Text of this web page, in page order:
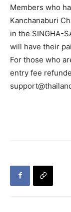
Members who
Kanchanaburi
in the SINGHA-
will have their
For those who
entry fee